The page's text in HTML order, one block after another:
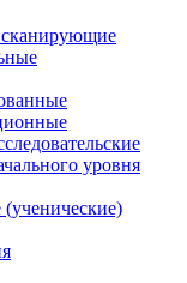
уровня